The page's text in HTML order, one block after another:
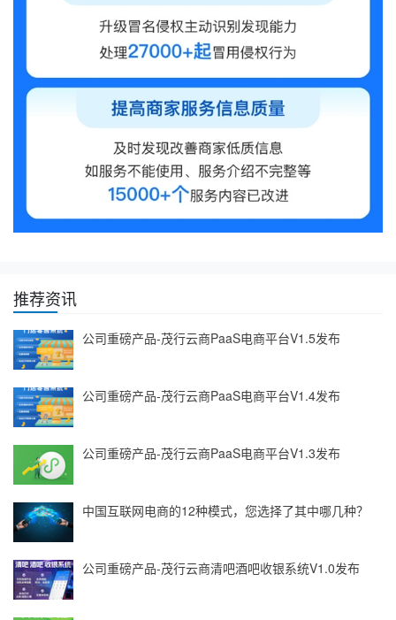
推荐资讯
公司重磅产品-茂行云商PaaS电商平台V1.5发布
公司重磅产品-茂行云商PaaS电商平台V1.4发布
公司重磅产品-茂行云商PaaS电商平台V1.3发布
中国互联网电商的12种模式，您选择了其中哪几种？
公司重磅产品-茂行云商清吧酒吧收银系统V1.0发布